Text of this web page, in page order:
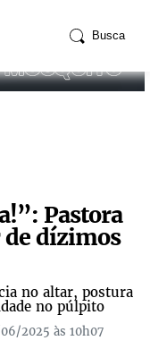
Busca
Pastora
de dízimos
no altar, postura
no púlpito
2025 às 10h07